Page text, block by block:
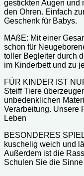
gestickten Augen und
den Ohren. Einfach
Geschenk für Babys.
MAßE: Mit einer
schon für
toller Begleiter durch
im Kinderbett und zu
FÜR KINDER IST
Steiff Tiere
unbedenklichen
Verarbeitung. Unsere
Leben
BESONDERES
kuschelig weich und
Außerdem ist die
Schulen Sie die